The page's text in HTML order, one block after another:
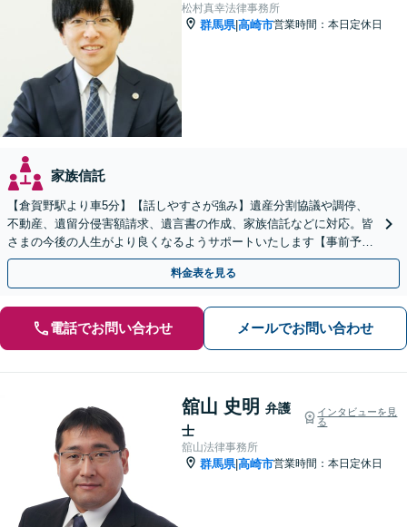
松村真幸法律事務所
群馬県|高崎市営業時間：本日定休日
家族信託
【倉賀野駅より車5分】【話しやすさが強み】遺産分割協議や調停、
不動産、遺留分侵害額請求、遺言書の作成、家族信託などに対応。皆
さまの今後の人生がより良くなるようサポートいたします【事前予約
で時間外面談可】【ビデオ面談可】【初回面談無料】
料金表を見る
電話でお問い合わせ メールでお問い合わせ
舘山 史明 弁護
士
インタビューを見
る
舘山法律事務所
群馬県|高崎市営業時間：本日定休日